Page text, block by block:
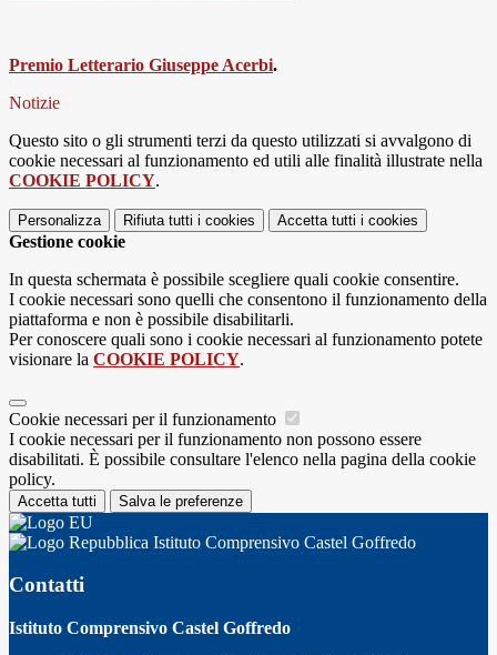
Premio Letterario Giuseppe Acerbi.
Notizie
Questo sito o gli strumenti terzi da questo utilizzati si avvalgono di
cookie necessari al funzionamento ed utili alle finalità illustrate nella
COOKIE POLICY.
Personalizza Rifiuta tutti i cookies Accetta tutti i cookies
Gestione cookie
In questa schermata è possibile scegliere quali cookie consentire.
I cookie necessari sono quelli che consentono il funzionamento della
piattaforma e non è possibile disabilitarli.
Per conoscere quali sono i cookie necessari al funzionamento potete
visionare la COOKIE POLICY.
Cookie necessari per il funzionamento
I cookie necessari per il funzionamento non possono essere
disabilitati. È possibile consultare l'elenco nella pagina della cookie
policy.
Accetta tutti Salva le preferenze
Istituto Comprensivo Castel Goffredo
Contatti
Istituto Comprensivo Castel Goffredo